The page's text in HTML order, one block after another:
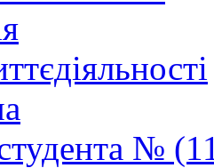
№